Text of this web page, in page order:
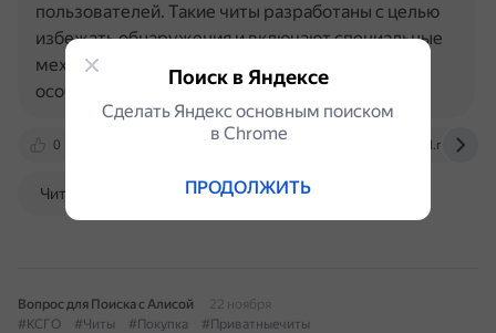
0 otvet.mail.ru
пользователей. Такие читы разработаны с целью
избежать обнаружения и включают специальные
механизмы защиты от банов. Некоторые
особенности публичных читов…
Читать далее
Вопрос для Поиска с Алисой
22 ноября
#КСГО
#Читы #Покупка #Приватныечиты
Поиск в Яндексе
Сделать Яндекс основным поиском
в Сhrome
ПРОДОЛЖИТЬ